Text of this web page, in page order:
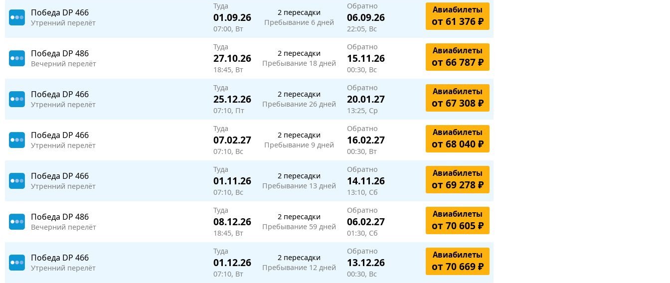
Победа DP 466
Утренний перелёт
Туда
01.09.26
07:00, Вт
2 пересадки
Пребывание 6 дней
Обратно
06.09.26
22:05, Вс
Авиабилеты
от 61 376 ₽
Победа DP 486
Вечерний перелёт
Туда
27.10.26
18:45, Вт
2 пересадки
Пребывание 18 дней
Обратно
15.11.26
00:30, Вс
Авиабилеты
от 66 787 ₽
Победа DP 466
Утренний перелёт
Туда
25.12.26
07:10, Пт
2 пересадки
Пребывание 26 дней
Обратно
20.01.27
13:25, Ср
Авиабилеты
от 67 308 ₽
Победа DP 466
Утренний перелёт
Туда
07.02.27
07:10, Вс
2 пересадки
Пребывание 9 дней
Обратно
16.02.27
00:30, Вт
Авиабилеты
от 68 040 ₽
Победа DP 466
Утренний перелёт
Туда
01.11.26
07:10, Вс
2 пересадки
Пребывание 13 дней
Обратно
14.11.26
13:10, Сб
Авиабилеты
от 69 278 ₽
Победа DP 486
Вечерний перелёт
Туда
08.12.26
18:45, Вт
2 пересадки
Пребывание 59 дней
Обратно
06.02.27
01:30, Сб
Авиабилеты
от 70 605 ₽
Победа DP 466
Утренний перелёт
Туда
01.12.26
07:10, Вт
2 пересадки
Пребывание 12 дней
Обратно
13.12.26
00:30, Вс
Авиабилеты
от 70 669 ₽